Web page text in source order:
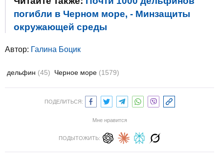
погибли в Черном море, - Минзащиты
окружающей среды
Автор: Галина Боцик
дельфин (45) Черное море (1579)
ПОДЕЛИТЬСЯ:
Мне нравится
ПОДЫТОЖИТЬ: